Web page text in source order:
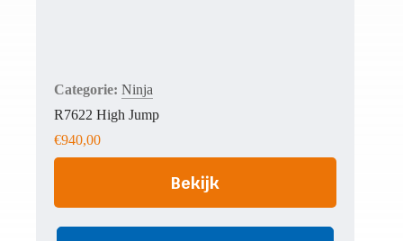
Ninja
R7622 High Jump
€940,00
Bekijk